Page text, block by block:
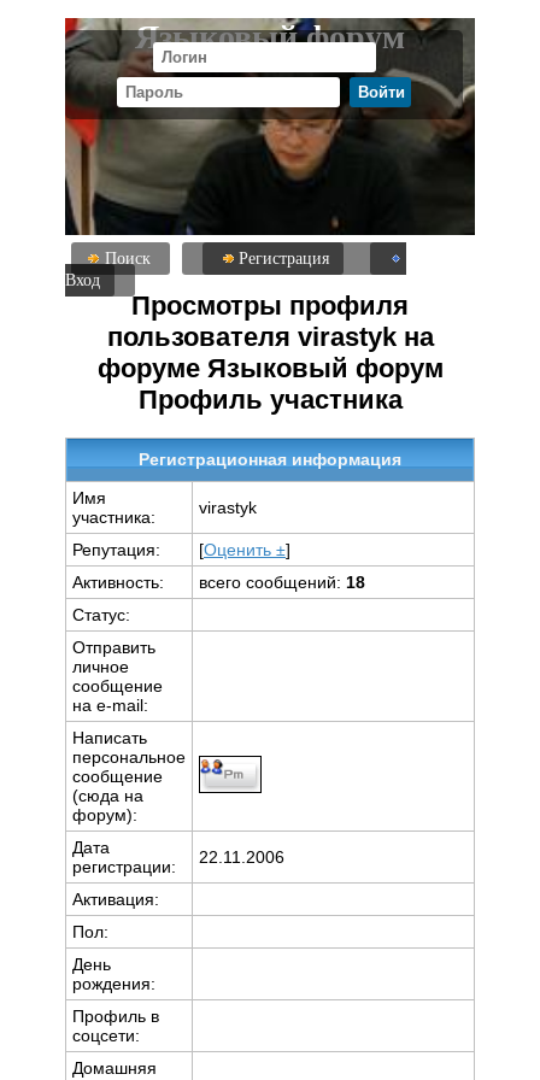
Языковый форум
Поиск
Регистрация
Вход
Просмотры профиля
пользователя virastyk на
форуме Языковый форум
Профиль участника
Регистрационная информация
Имя
участника:
virastyk
Репутация: [Оценить ±]
Активность:
всего сообщений: 18
Статус:
Отправить
личное
сообщение
на e-mail:
Написать
персональное
сообщение
(сюда на
форум):
Дата
регистрации:
22.11.2006
Активация:
Пол:
День
рождения:
Профиль в
соцсети:
Домашняя